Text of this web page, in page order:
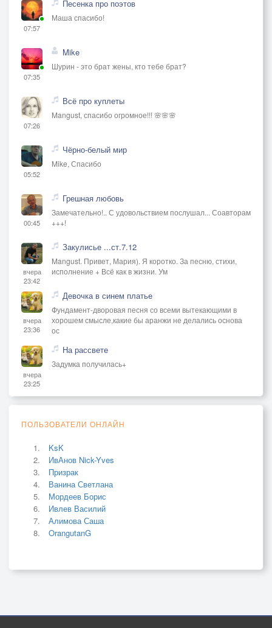
07:57
Песенка про поэтов
Маша спасибо!
07:35
Mike
Шурин - это брат жены, кто тебе брат?
07:26
Всё про куплеты
Mangust, спасибо огромное!!! 🌸🌸🌸
05:52
Чёрно-белый мир
Mike, Спасибо
00:45
Грешная любовь
Замечательно!.. С удовольствием послушал... Соавторам
+++!
вчера
23:42
Закулисье ...ст.7.12
Mangust. Привет, Мария). Я коротко. За песню, стихи,
исполнение + Всё как в жизни. Ум
вчера
23:36
Девочка в синем платье
Фундамент-дворовая песня со всеми вытекающими в
хорошем смысле,какие бы аранжи не делались основа
ос
вчера
23:25
На рассвете
Задумка получилась+
ПОЛЬЗОВАТЕЛИ ОНЛАЙН
KsK
ИвАнов Nick-Yves
Призрак
Ванина Светлана
Мордеев Борис
Ивлев Василий
Алимова Саша
OrangutanG